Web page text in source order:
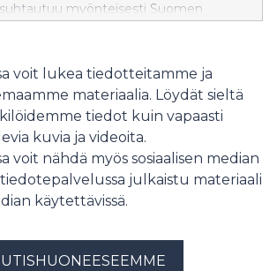
myönteisesti Suomen
antaman lausunnon mukaan
mahdollisuudet onnistua
kun ratkaisut perustuvat
ja maanomistajien
voit lukea tiedotteitamme ja
materiaalia. Löydät sieltä
tiedot kuin vapaasti
kuvia ja videoita.
voit nähdä myös sosiaalisen median
tiedotepalvelussa julkaistu materiaali
käytettävissä.